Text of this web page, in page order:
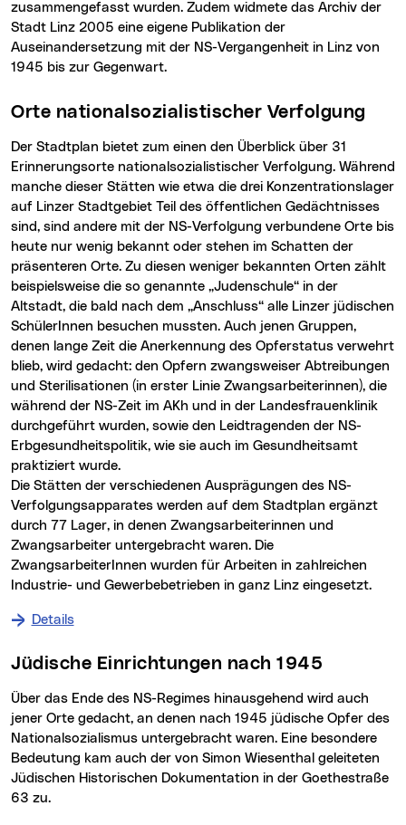
zusammengefasst wurden. Zudem widmete das Archiv der
Stadt Linz 2005 eine eigene Publikation der
Auseinandersetzung mit der NS-Vergangenheit in Linz von
1945 bis zur Gegenwart.
Orte nationalsozialistischer Verfolgung
Der Stadtplan bietet zum einen den Überblick über 31
Erinnerungsorte nationalsozialistischer Verfolgung. Während
manche dieser Stätten wie etwa die drei Konzentrationslager
auf Linzer Stadtgebiet Teil des öffentlichen Gedächtnisses
sind, sind andere mit der NS-Verfolgung verbundene Orte bis
heute nur wenig bekannt oder stehen im Schatten der
präsenteren Orte. Zu diesen weniger bekannten Orten zählt
beispielsweise die so genannte „Judenschule“ in der
Altstadt, die bald nach dem „Anschluss“ alle Linzer jüdischen
SchülerInnen besuchen mussten. Auch jenen Gruppen,
denen lange Zeit die Anerkennung des Opferstatus verwehrt
blieb, wird gedacht: den Opfern zwangsweiser Abtreibungen
und Sterilisationen (in erster Linie Zwangsarbeiterinnen), die
während der NS-Zeit im AKh und in der Landesfrauenklinik
durchgeführt wurden, sowie den Leidtragenden der NS-
Erbgesundheitspolitik, wie sie auch im Gesundheitsamt
praktiziert wurde.
Die Stätten der verschiedenen Ausprägungen des NS-
Verfolgungsapparates werden auf dem Stadtplan ergänzt
durch 77 Lager, in denen Zwangsarbeiterinnen und
Zwangsarbeiter untergebracht waren. Die
ZwangsarbeiterInnen wurden für Arbeiten in zahlreichen
Industrie- und Gewerbebetrieben in ganz Linz eingesetzt.
Detailszu Orte nationalsozialistischer Verfolgung
Jüdische Einrichtungen nach 1945
Über das Ende des NS-Regimes hinausgehend wird auch
jener Orte gedacht, an denen nach 1945 jüdische Opfer des
Nationalsozialismus untergebracht waren. Eine besondere
Bedeutung kam auch der von Simon Wiesenthal geleiteten
Jüdischen Historischen Dokumentation in der Goethestraße
63 zu.